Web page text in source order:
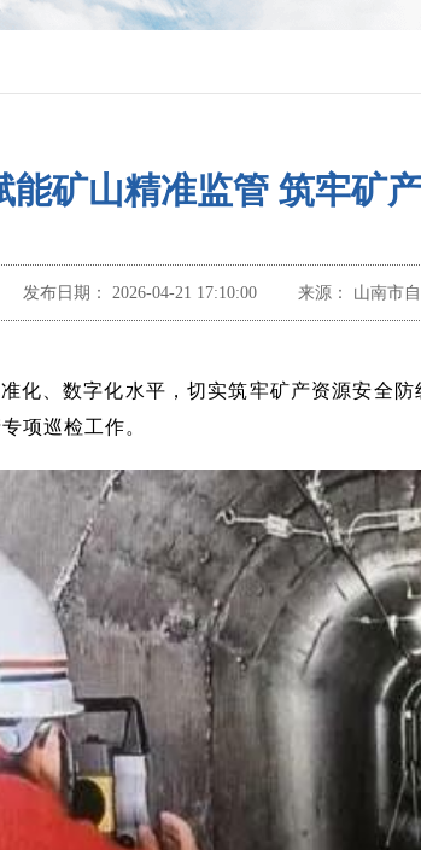
能矿山精准监管 筑牢矿
发布日期： 2026-04-21 17:10:00 来源： 山南市
化、数字化水平，切实筑牢矿产资源安全
项巡检工作。